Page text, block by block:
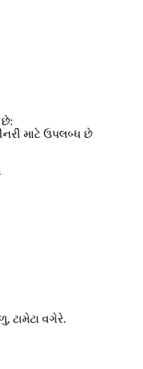
છે:
માટે ઉપલબ્ધ છે
ટામેટા વગેરે.